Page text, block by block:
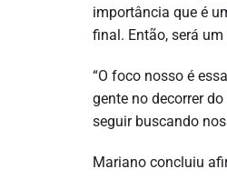
importância que é
final. Então, será
“O foco nosso é
gente no decorrer
seguir buscando
Mariano concluiu